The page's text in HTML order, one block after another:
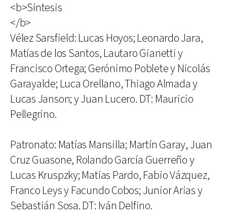
<b>Síntesis
</b>
Vélez Sarsfield: Lucas Hoyos; Leonardo Jara,
Matías de los Santos, Lautaro Gianetti y
Francisco Ortega; Gerónimo Poblete y Nicolás
Garayalde; Luca Orellano, Thiago Almada y
Lucas Janson; y Juan Lucero. DT: Mauricio
Pellegrino.
Patronato: Matías Mansilla; Martín Garay, Juan
Cruz Guasone, Rolando García Guerreño y
Lucas Kruspzky; Matías Pardo, Fabio Vázquez,
Franco Leys y Facundo Cobos; Junior Arias y
Sebastián Sosa. DT: Iván Delfino.